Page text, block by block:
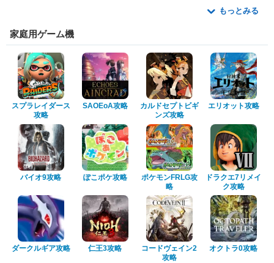
もっとみる
家庭用ゲーム機
スプラレイダース
攻略
SAOEoA攻略
カルドセプトビギ
ンズ攻略
エリオット攻略
バイオ9攻略 ぽこポケ攻略
ポケモンFRLG攻
略
ドラクエ7リメイ
ク攻略
ダークルギア攻略 仁王3攻略
コードヴェイン2
攻略
オクトラ0攻略